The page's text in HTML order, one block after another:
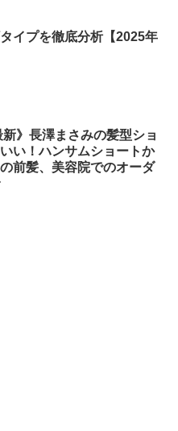
イプを徹底分析【2025年
新》長澤まさみの髪型ショ
い！ハンサムショートか
前髪、美容院でのオーダ